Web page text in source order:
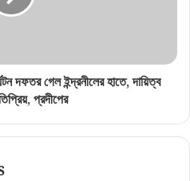
দফতর গেল ইন্দ্রনীলের হাতে, দায়িত্ব
প্রদীপের